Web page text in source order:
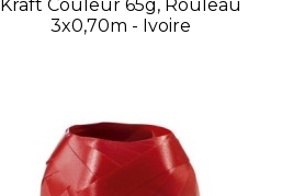
Kraft Couleur 65g, Rouleau
3x0,70m - Ivoire